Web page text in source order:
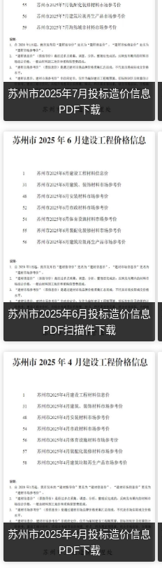
苏州市2025年7月投标造价信息
PDF下载
苏州市2025年6月投标造价信息
PDF扫描件下载
苏州市2025年4月投标造价信息
PDF下载